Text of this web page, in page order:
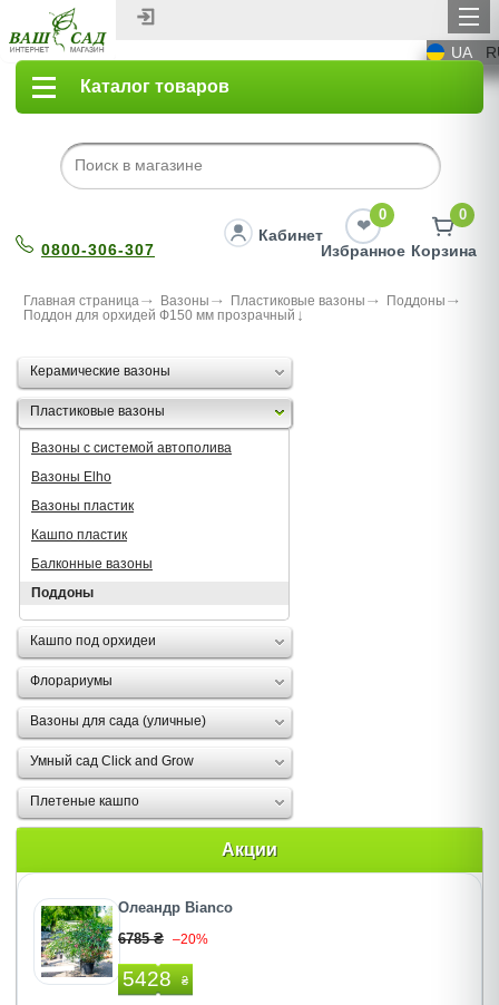
UA
Каталог товаров
0800-306-307
Кабинет
0
Избранное
0
Корзина
Главная страница Вазоны Пластиковые вазоны
Поддоны
Поддон для орхидей Ф150 мм прозрачный
Керамические вазоны
Пластиковые вазоны
Вазоны с системой автополива
Вазоны Elho
Вазоны пластик
Кашпо пластик
Балконные вазоны
Поддоны
Кашпо под орхидеи
Флорариумы
Вазоны для сада (уличные)
Умный сад Click and Grow
Плетеные кашпо
Акции
Олеандр Bianco
6785 ₴ –20%
5428 ₴